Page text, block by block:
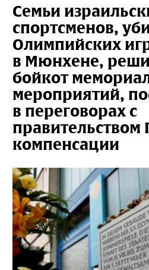
Семьи
спортсменов,
Олимпийских
в Мюнхене,
бойкот
мероприятий,
в переговорах с
правительством
компенсации